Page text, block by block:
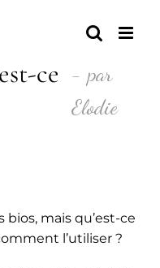
ce - par
Elodie
mais qu’est-ce
l’utiliser ?